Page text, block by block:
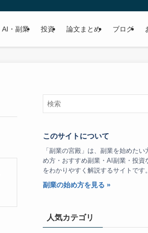
AI・副業 投資 論文まとめ ブログ
このサイトについて
「副業の宮殿」は、副業を始めた
め方・おすすめ副業・AI副業・投資
をわかりやすく解説するサイトです。
副業の始め方を見る »
人気カテゴリ